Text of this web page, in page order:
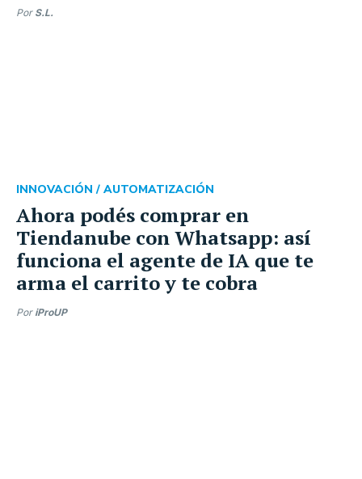
Por S.L.
Ahora podés comprar en
Tiendanube con Whatsapp: así
funciona el agente de IA que te
arma el carrito y te cobra
INNOVACIÓN / AUTOMATIZACIÓN
Por iProUP